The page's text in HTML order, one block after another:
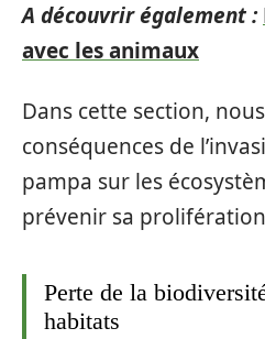
A découvrir également :
avec les animaux
Dans cette section,
conséquences de
pampa sur les
prévenir sa
Perte de la
habitats